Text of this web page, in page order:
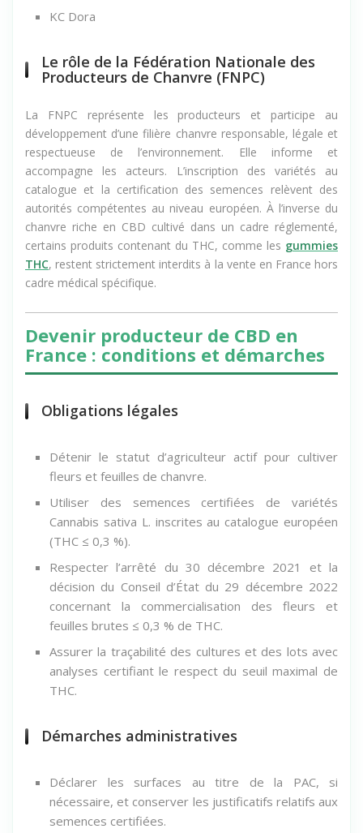
KC Dora
Le rôle de la Fédération Nationale des
Producteurs de Chanvre (FNPC)
La FNPC représente les producteurs et participe au
développement d’une filière chanvre responsable, légale et
respectueuse de l’environnement. Elle informe et
accompagne les acteurs. L’inscription des variétés au
catalogue et la certification des semences relèvent des
autorités compétentes au niveau européen. À l’inverse du
chanvre riche en CBD cultivé dans un cadre réglementé,
certains produits contenant du THC, comme les gummies
THC, restent strictement interdits à la vente en France hors
cadre médical spécifique.
Devenir producteur de CBD en
France : conditions et démarches
Obligations légales
Détenir le statut d’agriculteur actif pour cultiver
fleurs et feuilles de chanvre.
Utiliser des semences certifiées de variétés
Cannabis sativa L. inscrites au catalogue européen
(THC ≤ 0,3 %).
Respecter l’arrêté du 30 décembre 2021 et la
décision du Conseil d’État du 29 décembre 2022
concernant la commercialisation des fleurs et
feuilles brutes ≤ 0,3 % de THC.
Assurer la traçabilité des cultures et des lots avec
analyses certifiant le respect du seuil maximal de
THC.
Démarches administratives
Déclarer les surfaces au titre de la PAC, si
nécessaire, et conserver les justificatifs relatifs aux
semences certifiées.